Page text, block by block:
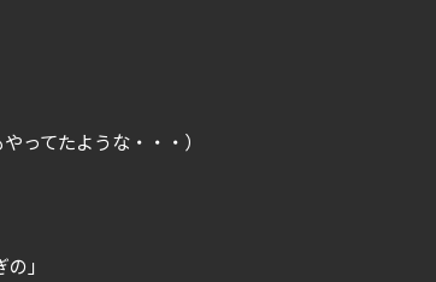
ってたような・・・）
」